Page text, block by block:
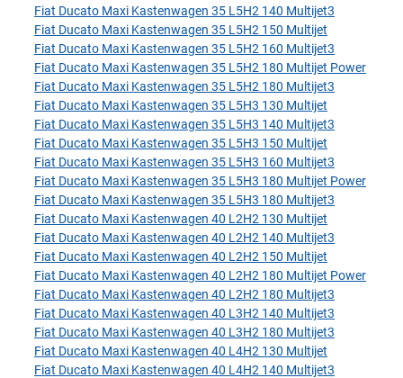
Fiat Ducato Maxi Kastenwagen 35 L5H2 140 Multijet3
Fiat Ducato Maxi Kastenwagen 35 L5H2 150 Multijet
Fiat Ducato Maxi Kastenwagen 35 L5H2 160 Multijet3
Fiat Ducato Maxi Kastenwagen 35 L5H2 180 Multijet Power
Fiat Ducato Maxi Kastenwagen 35 L5H2 180 Multijet3
Fiat Ducato Maxi Kastenwagen 35 L5H3 130 Multijet
Fiat Ducato Maxi Kastenwagen 35 L5H3 140 Multijet3
Fiat Ducato Maxi Kastenwagen 35 L5H3 150 Multijet
Fiat Ducato Maxi Kastenwagen 35 L5H3 160 Multijet3
Fiat Ducato Maxi Kastenwagen 35 L5H3 180 Multijet Power
Fiat Ducato Maxi Kastenwagen 35 L5H3 180 Multijet3
Fiat Ducato Maxi Kastenwagen 40 L2H2 130 Multijet
Fiat Ducato Maxi Kastenwagen 40 L2H2 140 Multijet3
Fiat Ducato Maxi Kastenwagen 40 L2H2 150 Multijet
Fiat Ducato Maxi Kastenwagen 40 L2H2 180 Multijet Power
Fiat Ducato Maxi Kastenwagen 40 L2H2 180 Multijet3
Fiat Ducato Maxi Kastenwagen 40 L3H2 140 Multijet3
Fiat Ducato Maxi Kastenwagen 40 L3H2 180 Multijet3
Fiat Ducato Maxi Kastenwagen 40 L4H2 130 Multijet
Fiat Ducato Maxi Kastenwagen 40 L4H2 140 Multijet3